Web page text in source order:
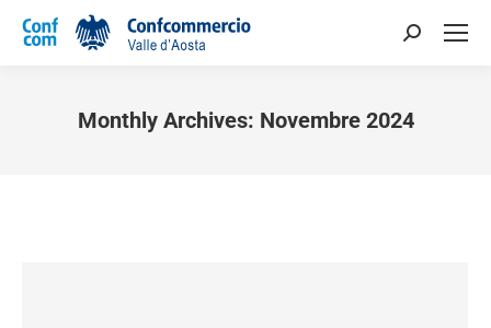
Monthly Archives:Novembre 2024